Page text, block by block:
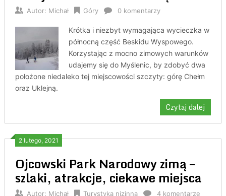
Autor: Michał Góry 0 komentarzy
Krótka i niezbyt wymagająca wycieczka w
północną część Beskidu Wyspowego.
Korzystając z mocno zimowych warunków
udajemy się do Myślenic, by zdobyć dwa
położone niedaleko tej miejscowości szczyty: górę Chełm
oraz Uklejną.
Czytaj dalej
2 lutego, 2021
Ojcowski Park Narodowy zimą –
szlaki, atrakcje, ciekawe miejsca
Autor: Michał Turystyka nizinna 4 komentarze